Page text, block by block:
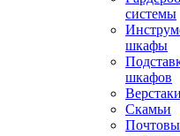
системы
шкафы
шкафов
Верстаки
Скамьи